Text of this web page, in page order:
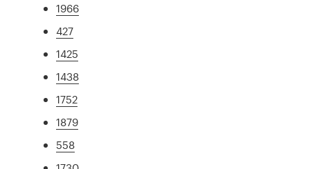
1966
427
1425
1438
1752
1879
558